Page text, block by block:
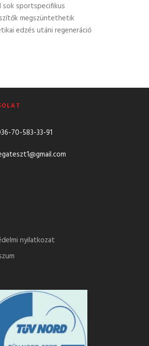
sok sportspecifikus
megszüntethetik
edzés utáni regeneráció
70-583-33-91
nyilatkozat